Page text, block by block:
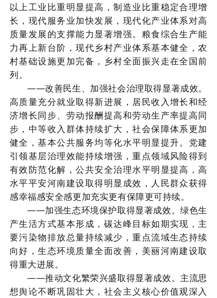
以上工业比重明显提高，制造业比重稳定合理增
长，现代服务业加快发展，现代化产业体系对高
质量发展的支撑能力显著增强。粮食综合生产能
力再上新台阶，现代乡村产业体系基本健全，农
村基础设施更加完备，乡村全面振兴走在全国前
列。
——改善民生、加强社会治理取得显著成效。
高质量充分就业取得新进展，居民收入增长和经
济增长同步、劳动报酬提高和劳动生产率提高同
步，中等收入群体持续扩大，社会保障体系更加
健全，基本公共服务均等化水平明显提升。党建
引领基层治理效能持续增强，重点领域风险得到
有效防范化解，公共安全治理水平明显提高，高
水平平安河南建设取得明显成效，人民群众获得
感幸福感安全感更加充实更有保障更可持续。
——加强生态环境保护取得显著成效。绿色生
产生活方式基本形成，碳达峰目标如期实现，主
要污染物排放总量持续减少，重点流域生态持续
向好，生态环境质量全面改善，美丽河南建设取
得重大进展。
——推动文化繁荣兴盛取得显著成效。主流思
想舆论不断巩固壮大，社会主义核心价值观深入